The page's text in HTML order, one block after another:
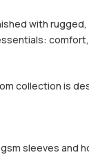
with
collection is
sleeves and